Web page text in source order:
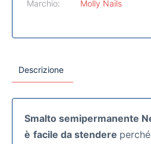
Marchio:
Molly Nails
Descrizione
Smalto semipermanente
è facile da stendere perché